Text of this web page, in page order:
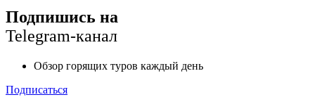
Подпишись на
Telegram-канал
Обзор горящих туров каждый день
Подписаться